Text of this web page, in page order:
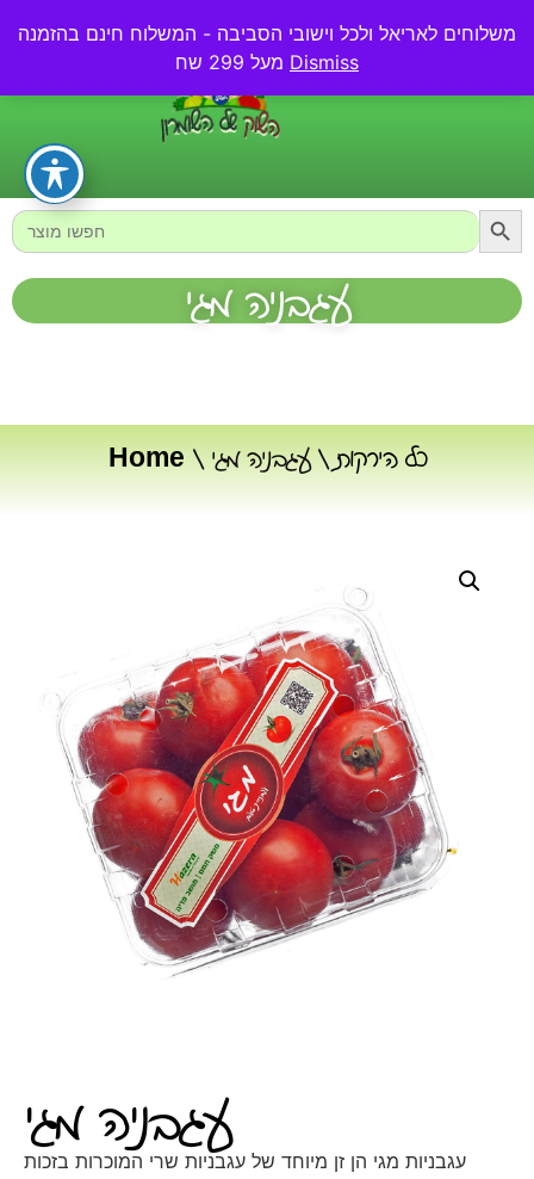
משלוחים לאריאל ולכל וישובי הסביבה - המשלוח חינם בהזמנה
Dismiss
0.00₪
Search
for:
עגבניה מגי
Home/ כל הירקות/ עגבניה מגי
עגבניה מגי
עגבניות מגי הן זן מיוחד של עגבניות שרי המוכרות בזכות